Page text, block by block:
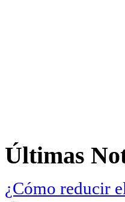
Últimas
¿Cómo reducir